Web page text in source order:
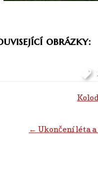
obrázky:
← Ukončení léta